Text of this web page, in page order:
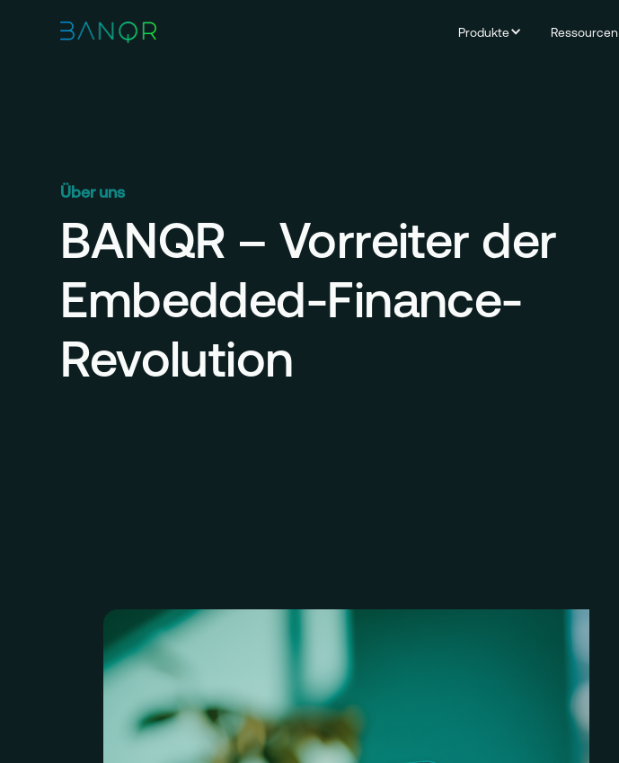
Produkte Ressourcen
Über uns
BANQR – Vorreiter der
Embedded-Finance-
Revolution